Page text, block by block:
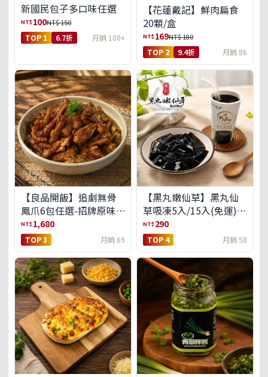
新國民包子多口味任選
NT$ 100NT$ 150
TOP 1 6.7折 月銷 100+
【花蓮戴記】鮮肉扁食
20顆/盒
NT$ 169NT$ 180
TOP 2 9.4折 月銷 86
【良品開飯】追劇無骨
鳳爪6包任選-招牌原味/
濃濃蒜香/過癮麻辣(免運
組)
NT$ 1,680
TOP 3 月銷 69
【黑丸嫩仙草】黑丸仙
草吸凍5入/15入(免運)
(預購中8/14出貨)
NT$ 290
TOP 4 月銷 58